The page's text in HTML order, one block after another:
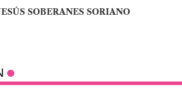
SOBERANES SORIANO